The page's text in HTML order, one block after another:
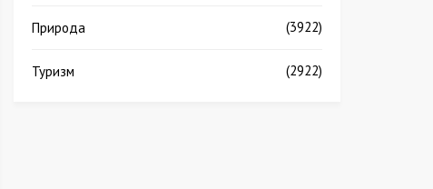
Природа (3922)
Туризм (2922)